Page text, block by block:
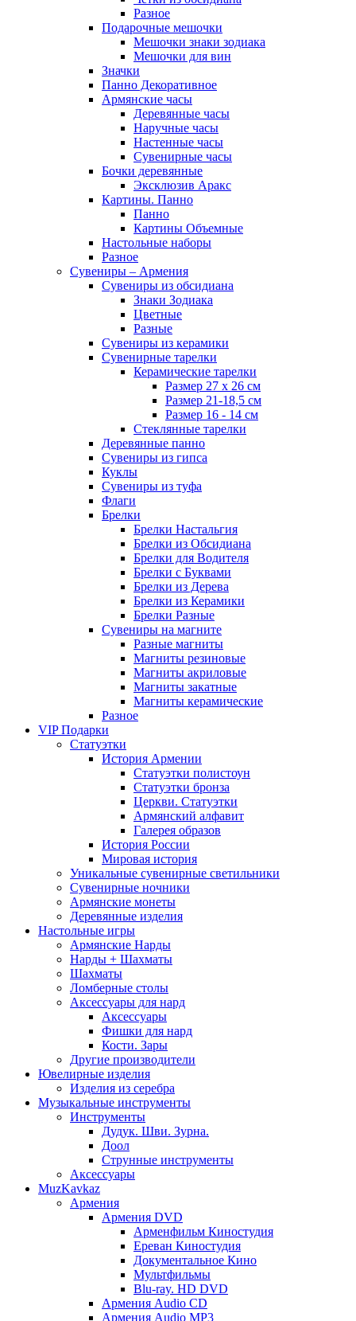
Разное
Подарочные мешочки
Мешочки знаки зодиака
Мешочки для вин
Значки
Панно Декоративное
Армянские часы
Деревянные часы
Наручные часы
Настенные часы
Сувенирные часы
Бочки деревянные
Эксклюзив Аракс
Картины. Панно
Панно
Картины Объемные
Настольные наборы
Разное
Сувениры – Армения
Сувениры из обсидиана
Знаки Зодиака
Цветные
Разные
Сувениры из керамики
Сувенирные тарелки
Керамические тарелки
Размер 27 х 26 см
Размер 21-18,5 см
Размер 16 - 14 см
Стеклянные тарелки
Деревянные панно
Сувениры из гипса
Куклы
Сувениры из туфа
Флаги
Брелки
Брелки Настальгия
Брелки из Обсидиана
Брелки для Водителя
Брелки с Буквами
Брелки из Дерева
Брелки из Керамики
Брелки Разные
Сувениры на магните
Разные магниты
Магниты резиновые
Магниты акриловые
Магниты закатные
Магниты керамические
Разное
VIP Подарки
Статуэтки
История Армении
Статуэтки полистоун
Статуэтки бронза
Церкви. Статуэтки
Армянский алфавит
Галерея образов
История России
Мировая история
Уникальные сувенирные светильники
Сувенирные ночники
Армянские монеты
Деревянные изделия
Настольные игры
Армянские Нарды
Нарды + Шахматы
Шахматы
Ломберные столы
Аксессуары для нард
Аксессуары
Фишки для нард
Кости. Зары
Другие производители
Ювелирные изделия
Изделия из серебра
Музыкальные инструменты
Инструменты
Дудук. Шви. Зурна.
Доол
Струнные инструменты
Аксессуары
MuzKavkaz
Армения
Армения DVD
Арменфильм Киностудия
Ереван Киностудия
Документальное Кино
Мультфильмы
Blu-ray. HD DVD
Армения Audio CD
Армения Audio MP3